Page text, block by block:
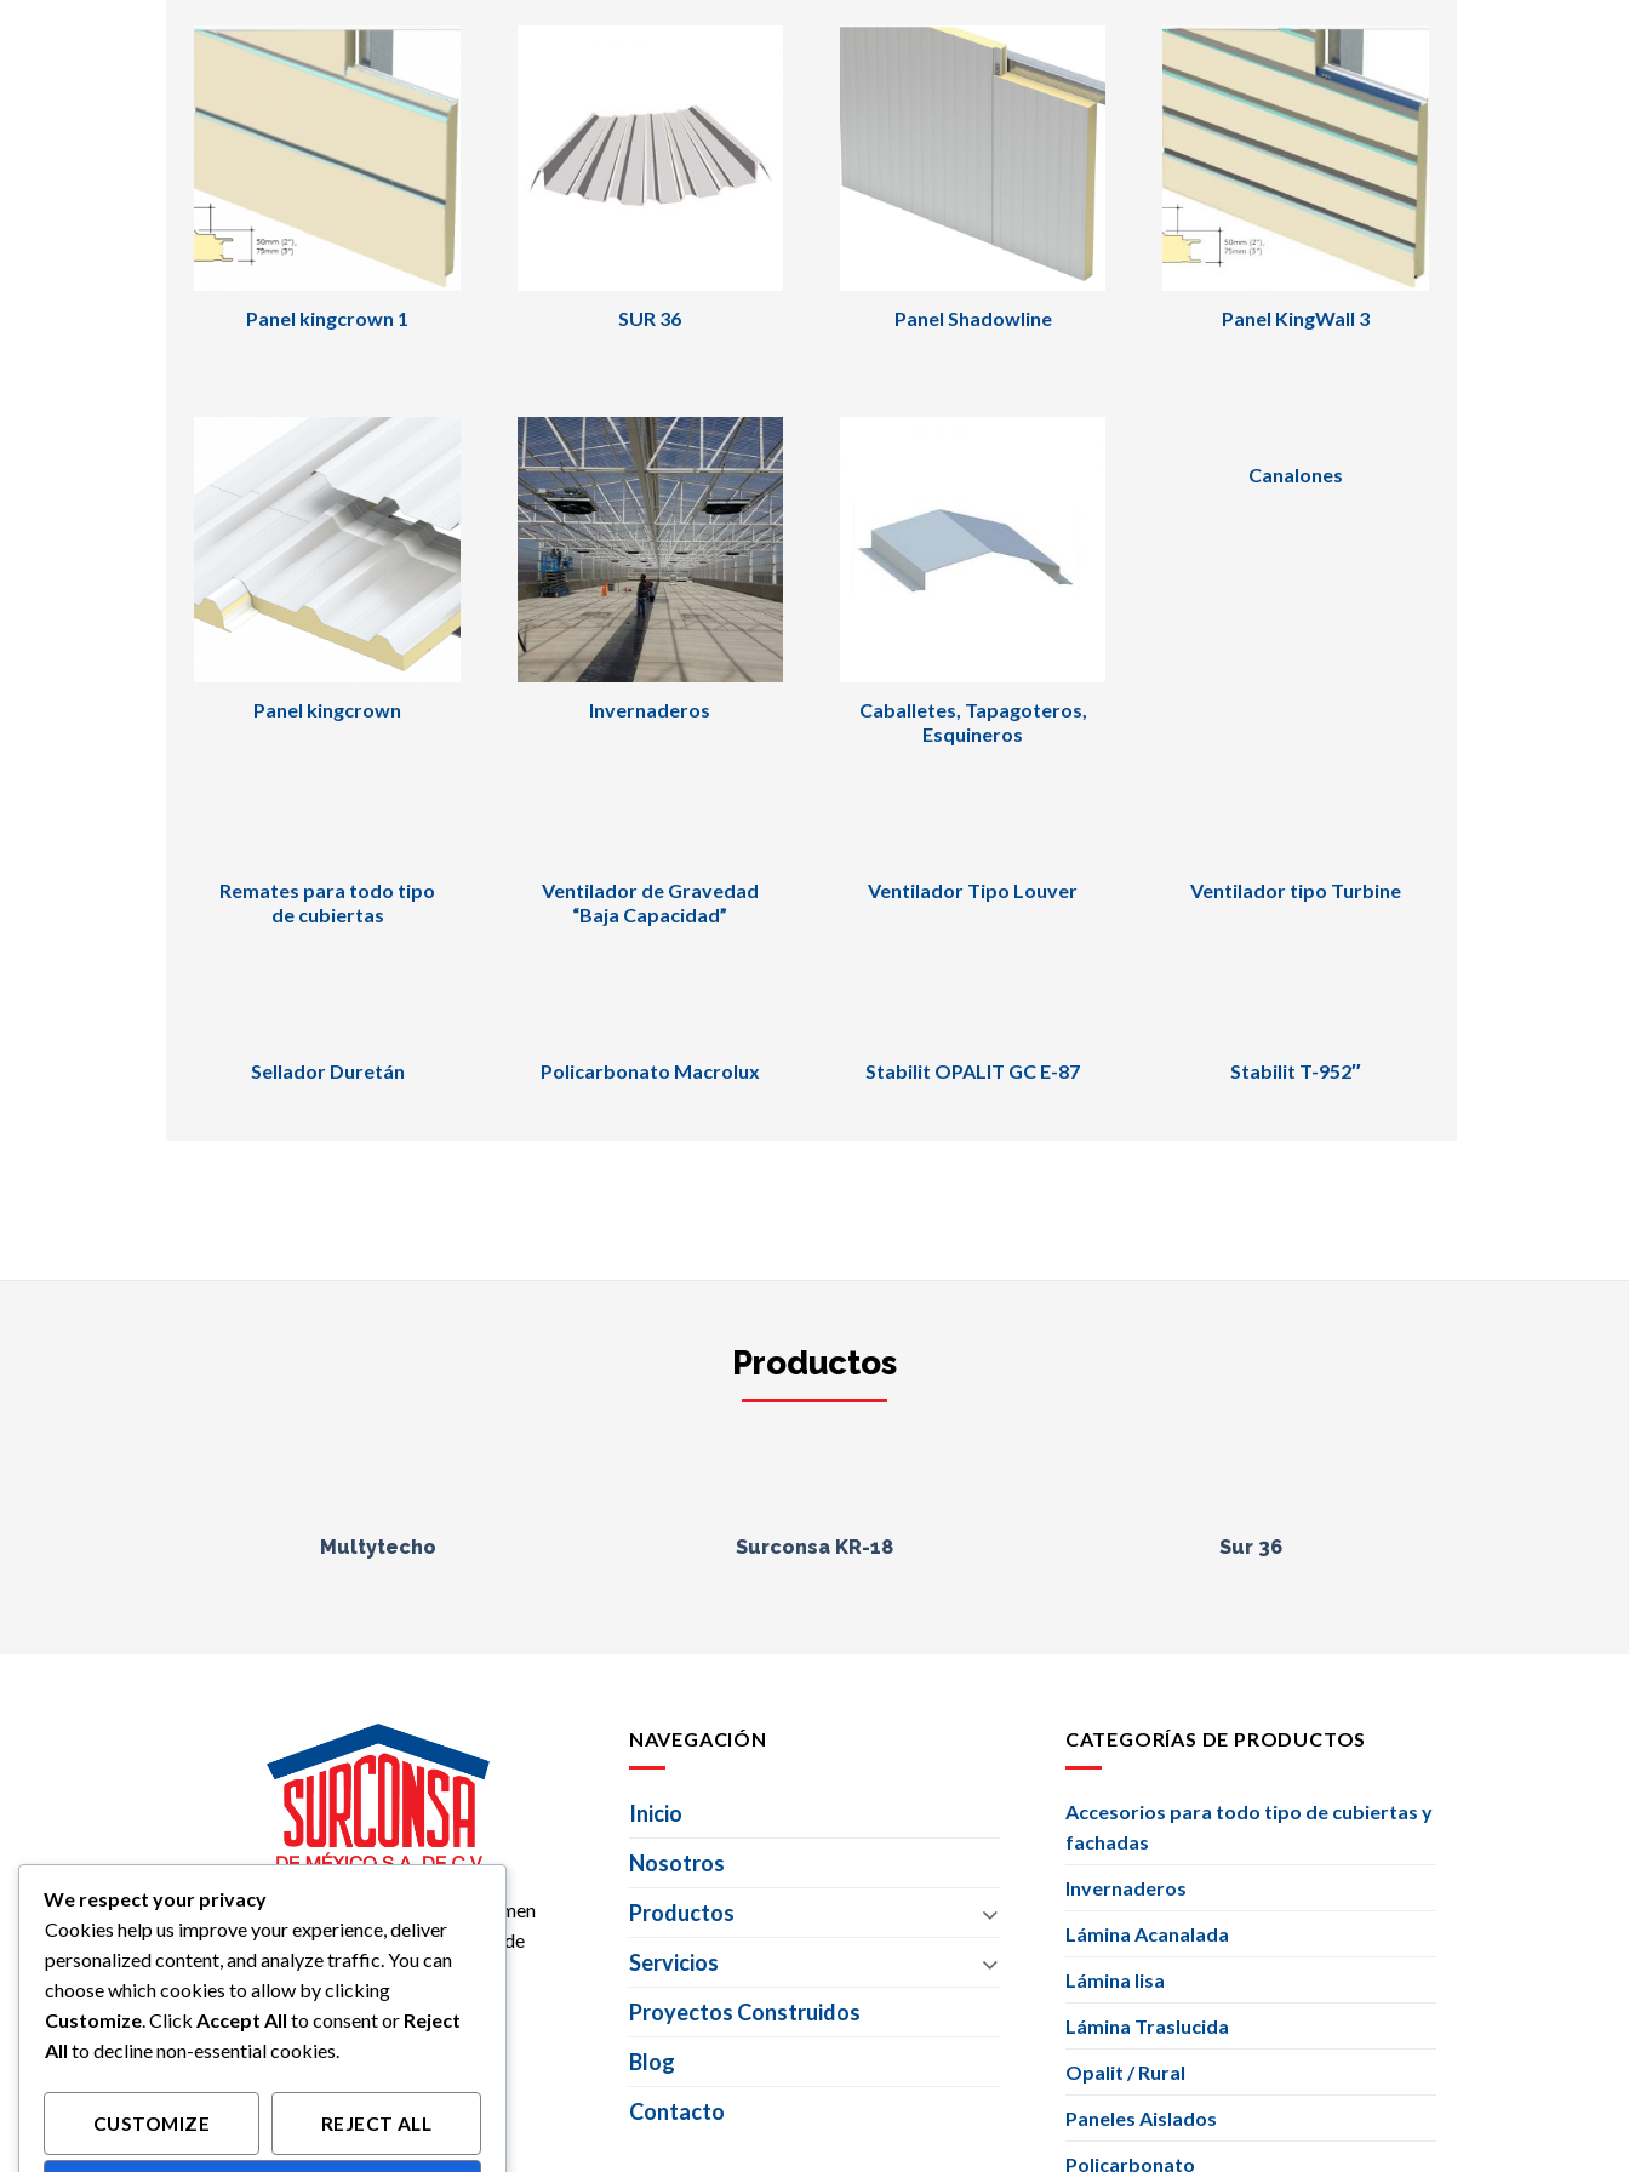
Panel kingcrown 1 SUR 36 Panel Shadowline Panel KingWall 3
Panel kingcrown Invernaderos
Caballetes, Tapagoteros,
Esquineros
Canalones
Remates para todo tipo
de cubiertas
Ventilador de Gravedad
“Baja Capacidad”
Ventilador Tipo Louver Ventilador tipo Turbine
Sellador Duretán Policarbonato Macrolux Stabilit OPALIT GC E-87 Stabilit T-952″
Productos
Multytecho Surconsa KR-18 Sur 36
Calle Cuauhtemoc No.103 Col. El Carmen
Totoltepec C.P 50240 Toluca, Estado de
Mexico.
Tel: (01 722) 2 11 42 03
Tel: (01 722) 2 11 42 16
Tel: (01 722) 2 11 72 88
vsuministros@surconsa.com
ventas@surconsa.com
NAVEGACIÓN
Inicio
Nosotros
Productos
Servicios
Proyectos Construidos
Blog
Contacto
CATEGORÍAS DE PRODUCTOS
Accesorios para todo tipo de cubiertas y
fachadas
Invernaderos
Lámina Acanalada
Lámina lisa
Lámina Traslucida
Opalit / Rural
Paneles Aislados
Policarbonato
We respect your privacy
Cookies help us improve your experience, deliver
personalized content, and analyze traffic. You can
choose which cookies to allow by clicking
Customize . Click Accept All to consent or Reject
All to decline non-essential cookies.
CUSTOMIZE REJECT ALL